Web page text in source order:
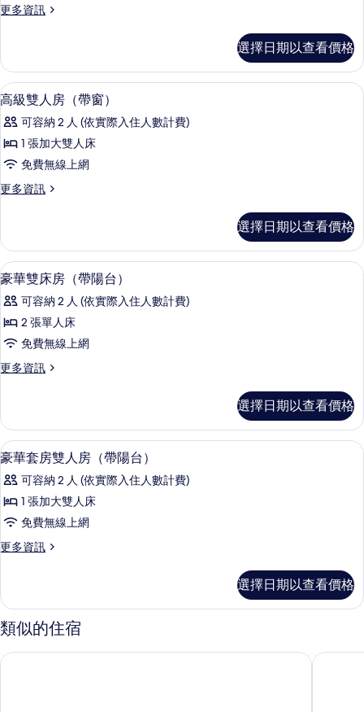
TOTO
的
所
有
相
片
更多資訊
更
雙
床
房
TOTO
washlet
toilet)
的
詳
情
選擇日期以查看價格
顯
示
高
級
人
（帶
窗）
的
所
有
相
片
2
高級雙人房（帶窗）
可容納 2 人 (依實際入住人數計費)
1 張加大雙人床
免費無線上網
更多資訊
更
雙
人
房
窗）
的
情
選擇日期以查看價格
顯
示
豪
華
床
（帶
陽
台）
的
所
有
相
迷你吧、客房內保險箱、書桌、熨斗/
3
豪華雙床房（帶陽台）
可容納 2 人 (依實際入住人數計費)
2 張單人床
免費無線上網
更多資訊
更
雙
床
房
陽
台）
詳
情
選擇日期以查看價格
顯
示
豪
華
房
人
房
（帶
陽
迷你吧、客房內保險箱、書桌、熨斗/
5
豪華套房雙人房（帶陽台）
可容納 2 人 (依實際入住人數計費)
1 張加大雙人床
免費無線上網
更多資訊
更
套
房
雙
房
選擇日期以查看價格
類似的住宿
芽莊啤酒飯店 瑟娜飯店